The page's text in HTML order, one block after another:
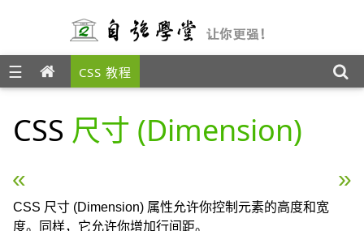
☰ CSS 教程
CSS 尺寸 (Dimension)
« CSS 分组和嵌套 CSS Display(显示) 与
CSS 尺寸 (Dimension) 属性允许你控制元素的高度和宽
度。同样，它允许你增加行间距。